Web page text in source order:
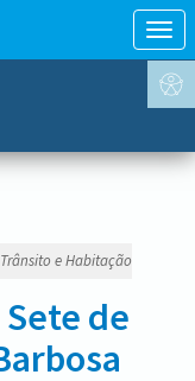
e Habitação
de